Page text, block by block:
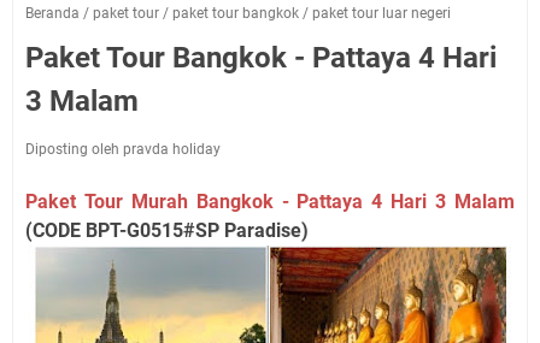
Beranda / paket tour / paket tour bangkok / paket tour luar negeri
Paket Tour Bangkok - Pattaya 4 Hari
3 Malam
Diposting oleh pravda holiday
Paket Tour Murah Bangkok - Pattaya 4 Hari 3 Malam
(CODE BPT-G0515#SP Paradise)